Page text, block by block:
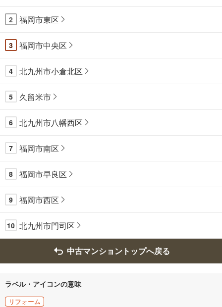
2 福岡市東区
3 福岡市中央区
4 北九州市小倉北区
5 久留米市
6 北九州市八幡西区
7 福岡市南区
8 福岡市早良区
9 福岡市西区
10 北九州市門司区
中古マンショントップへ戻る
ラベル・アイコンの意味
リフォーム